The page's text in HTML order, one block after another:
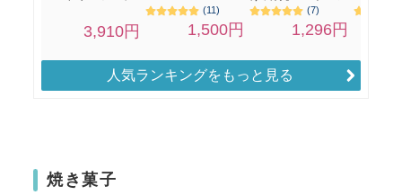
人気ランキングをもっと見る
焼き菓子